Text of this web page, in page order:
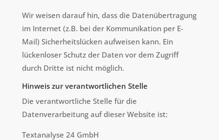
Wir weisen darauf hin, dass die Datenübertragung
im Internet (z.B. bei der Kommunikation per E-
Mail) Sicherheitslücken aufweisen kann. Ein
lückenloser Schutz der Daten vor dem Zugriff
durch Dritte ist nicht möglich.
Hinweis zur verantwortlichen Stelle
Die verantwortliche Stelle für die
Datenverarbeitung auf dieser Website ist:
Textanalyse 24 GmbH